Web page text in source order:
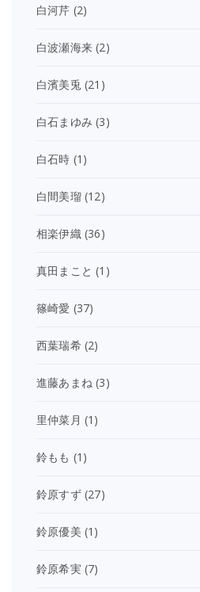
白河芹 (2)
白波瀬海来 (2)
白濱美兎(21)
白石まゆみ (3)
白石時 (1)
白間美瑠(12)
相楽伊織(36)
真田まこと (1)
篠崎愛 (37)
西葉瑞希(2)
進藤あまね (3)
里仲菜月 (1)
鈴もも (1)
鈴原すず(27)
鈴原優美 (1)
鈴原希実(7)